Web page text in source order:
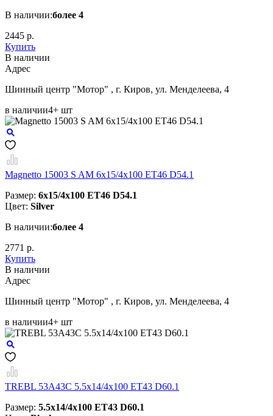
В наличии:более 4
2445 р.
Купить
В наличии
Aдрес
Шинный центр "Мотор" , г. Киров, ул. Менделеева, 4
в наличии4+ шт
Magnetto 15003 S AM 6x15/4x100 ET46 D54.1
Размер: 6x15/4x100 ET46 D54.1
Цвет: Silver
В наличии:более 4
2771 р.
Купить
В наличии
Aдрес
Шинный центр "Мотор" , г. Киров, ул. Менделеева, 4
в наличии4+ шт
TREBL 53A43C 5.5x14/4x100 ET43 D60.1
Размер: 5.5x14/4x100 ET43 D60.1